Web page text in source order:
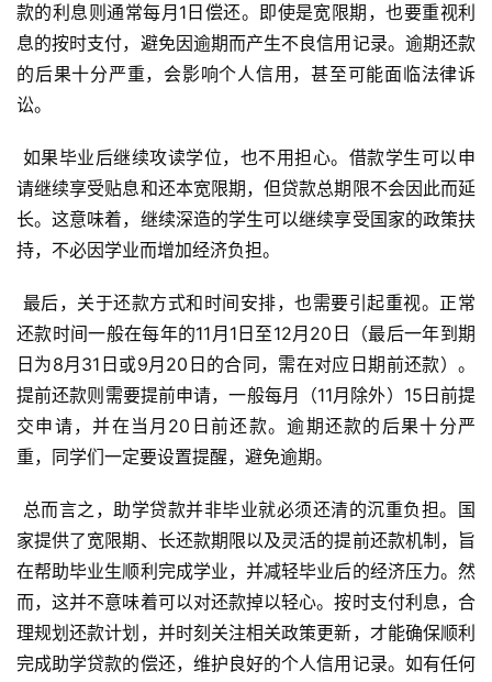
款的利息则通常每月1日偿还。即使是宽限期，也要重视利
息的按时支付，避免因逾期而产生不良信用记录。逾期还款
的后果十分严重，会影响个人信用，甚至可能面临法律诉
讼。
请继续享受贴息和还本宽限期，但贷款总期限不会因此而延
长。这意味着，继续深造的学生可以继续享受国家的政策扶
持，不必因学业而增加经济负担。
还款时间一般在每年的11月1日至12月20日（最后一年到期
日为8月31日或9月20日的合同，需在对应日期前还款）。
提前还款则需要提前申请，一般每月（11月除外）15日前提
交申请，并在当月20日前还款。逾期还款的后果十分严
重，同学们一定要设置提醒，避免逾期。
家提供了宽限期、长还款期限以及灵活的提前还款机制，旨
在帮助毕业生顺利完成学业，并减轻毕业后的经济压力。然
而，这并不意味着可以对还款掉以轻心。按时支付利息，合
理规划还款计划，并时刻关注相关政策更新，才能确保顺利
完成助学贷款的偿还，维护良好的个人信用记录。如有任何